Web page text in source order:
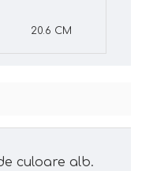
20.6 CM
culoare alb.